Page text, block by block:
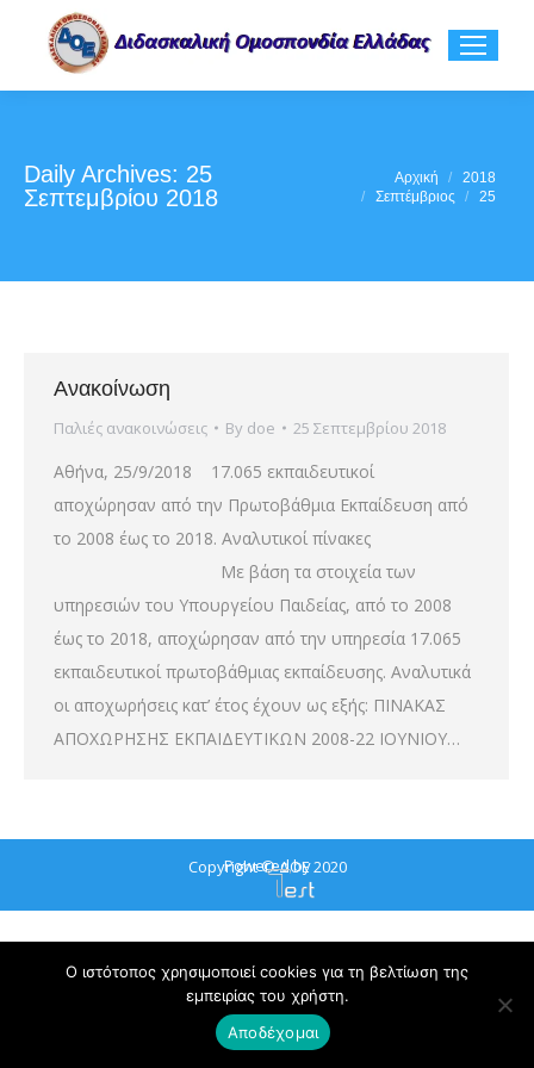
Daily Archives: 25
Σεπτεμβρίου 2018
You are here:Αρχική
2018
Σεπτέμβριος
25
Ανακοίνωση
Παλιές ανακοινώσεις By doe 25 Σεπτεμβρίου 2018
Αθήνα, 25/9/2018 17.065 εκπαιδευτικοί
αποχώρησαν από την Πρωτοβάθμια Εκπαίδευση από
το 2008 έως το 2018. Αναλυτικοί πίνακες
Με βάση τα στοιχεία των
υπηρεσιών του Υπουργείου Παιδείας, από το 2008
έως το 2018, αποχώρησαν από την υπηρεσία 17.065
εκπαιδευτικοί πρωτοβάθμιας εκπαίδευσης. Αναλυτικά
οι αποχωρήσεις κατ’ έτος έχουν ως εξής: ΠΙΝΑΚΑΣ
ΑΠΟΧΩΡΗΣΗΣ ΕΚΠΑΙΔΕΥΤΙΚΩΝ 2008-22 ΙΟΥΝΙΟΥ…
Copyright © ΔΟΕ 2020
Powered by
Ο ιστότοπος χρησιμοποιεί cookies για τη βελτίωση της
εμπειρίας του χρήστη.
Αποδέχομαι